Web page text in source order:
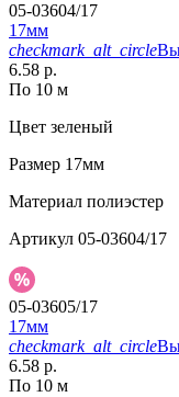
05-03604/17
17мм
checkmark_alt_circle
6.58 р.
По 10 м
Цвет зеленый
Размер 17мм
Материал полиэстер
Артикул 05-03604/17
05-03605/17
17мм
checkmark_alt_circle
6.58 р.
По 10 м